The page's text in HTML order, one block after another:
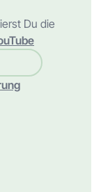
Du die